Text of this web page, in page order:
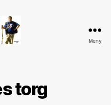
Meny
torg